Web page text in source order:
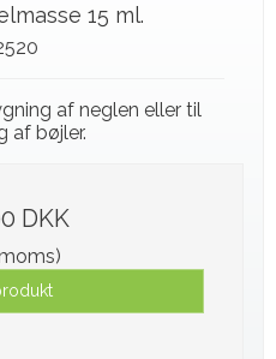
15 ml.
af neglen eller til
af bøjler.
DKK